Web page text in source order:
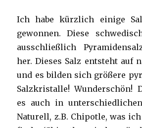
Ich habe kürzlich einige
gewonnen. Diese
ausschließlich
her. Dieses Salz entsteht auf
und es bilden sich größere
Salzkristalle! Wunderschön!
es auch in
Naturell, z.B. Chipotle, was